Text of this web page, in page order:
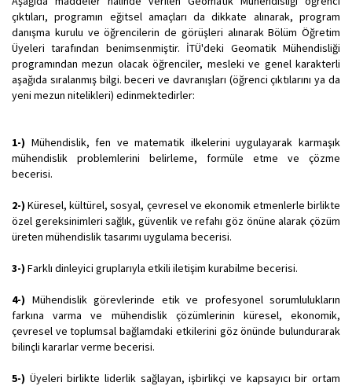
çıktıları, programın eğitsel amaçları da dikkate alınarak, program
danışma kurulu ve öğrencilerin de görüşleri alınarak Bölüm Öğretim
Üyeleri tarafından benimsenmiştir. İTÜ'deki Geomatik Mühendisliği
programından mezun olacak öğrenciler, mesleki ve genel karakterli
aşağıda sıralanmış bilgi. beceri ve davranışları (öğrenci çıktılarını ya da
yeni mezun nitelikleri) edinmektedirler:
1-) Mühendislik, fen ve matematik ilkelerini uygulayarak karmaşık
mühendislik problemlerini belirleme, formüle etme ve çözme
becerisi.
2-)Küresel, kültürel, sosyal, çevresel ve ekonomik etmenlerle birlikte
özel gereksinimleri sağlık, güvenlik ve refahı göz önüne alarak çözüm
üreten mühendislik tasarımı uygulama becerisi.
3-) Farklı dinleyici gruplarıyla etkili iletişim kurabilme becerisi.
4-) Mühendislik görevlerinde etik ve profesyonel sorumlulukların
farkına varma ve mühendislik çözümlerinin küresel, ekonomik,
çevresel ve toplumsal bağlamdaki etkilerini göz önünde bulundurarak
bilinçli kararlar verme becerisi.
5-) Üyeleri birlikte liderlik sağlayan, işbirlikçi ve kapsayıcı bir ortam